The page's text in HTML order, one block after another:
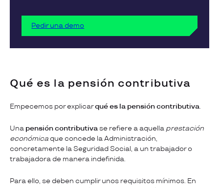
Pedir una demo
Qué es la pensión contributiva
Empecemos por explicarqué es la pensión contributiva.
Una pensión contributiva se refiere a aquella prestación
económica que concede la Administración,
concretamente la Seguridad Social, a un trabajador o
trabajadora de manera indefinida.
Para ello, se deben cumplir unos requisitos mínimos. En